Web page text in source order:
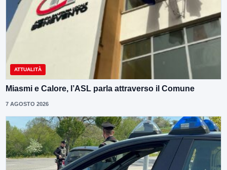
ATTUALITÀ
Miasmi e Calore, l’ASL parla attraverso il Comune
7 AGOSTO 2026